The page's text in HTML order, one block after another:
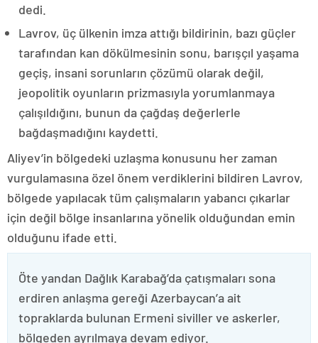
dedi.
Lavrov, üç ülkenin imza attığı bildirinin, bazı güçler
tarafından kan dökülmesinin sonu, barışçıl yaşama
geçiş, insani sorunların çözümü olarak değil,
jeopolitik oyunların prizmasıyla yorumlanmaya
çalışıldığını, bunun da çağdaş değerlerle
bağdaşmadığını kaydetti.
Aliyev’in bölgedeki uzlaşma konusunu her zaman
vurgulamasına özel önem verdiklerini bildiren Lavrov,
bölgede yapılacak tüm çalışmaların yabancı çıkarlar
için değil bölge insanlarına yönelik olduğundan emin
olduğunu ifade etti.
Öte yandan Dağlık Karabağ’da çatışmaları sona
erdiren anlaşma gereği Azerbaycan’a ait
topraklarda bulunan Ermeni siviller ve askerler,
bölgeden ayrılmaya devam ediyor.